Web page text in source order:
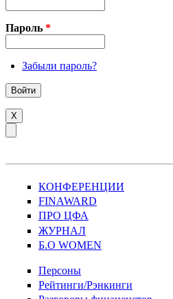
Пароль *
Забыли пароль?
X
КОНФЕРЕНЦИИ
FINAWARD
ПРО ЦФА
ЖУРНАЛ
Б.О WOMEN
Персоны
Рейтинги/Рэнкинги